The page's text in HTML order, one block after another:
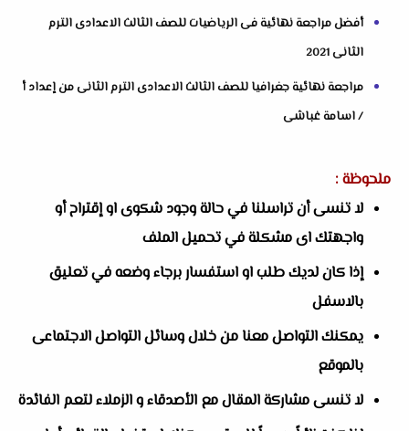
أفضل مراجعة نهائية فى الرياضيات للصف الثالث الاعدادى الترم
الثانى 2021
مراجعة نهائية جغرافيا للصف الثالث الاعدادى الترم الثانى من إعداد أ
/ اسامة غباشى
ملحوظة :
لا تنسى أن تراسلنا في حالة وجود شكوى او إقتراح أو
واجهتك اى مشكلة في تحميل الملف
إذا كان لديك طلب او استفسار برجاء وضعه في تعليق
بالاسفل
يمكنك التواصل معنا من خلال وسائل التواصل الاجتماعى
بالموقع
لا تنسى مشاركة المقال مع الأصدقاء و الزملاء لتعم الفائدة